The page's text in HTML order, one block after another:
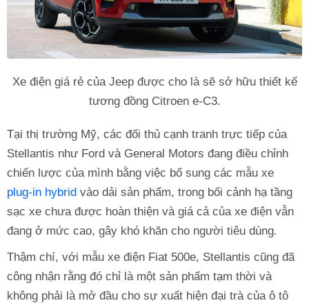
Xe điện giá rẻ của Jeep được cho là sẽ sở hữu thiết kế
tương đồng Citroen e-C3.
Tại thị trường Mỹ, các đối thủ cạnh tranh trực tiếp của
Stellantis như Ford và General Motors đang điều chỉnh
chiến lược của mình bằng việc bổ sung các mẫu xe
plug-in hybrid vào dải sản phẩm, trong bối cảnh hạ tầng
sạc xe chưa được hoàn thiện và giá cả của xe điện vẫn
đang ở mức cao, gây khó khăn cho người tiêu dùng.
Thậm chí, với mẫu xe điện Fiat 500e, Stellantis cũng đã
công nhận rằng đó chỉ là một sản phẩm tạm thời và
không phải là mở đầu cho sự xuất hiện đại trà của ô tô